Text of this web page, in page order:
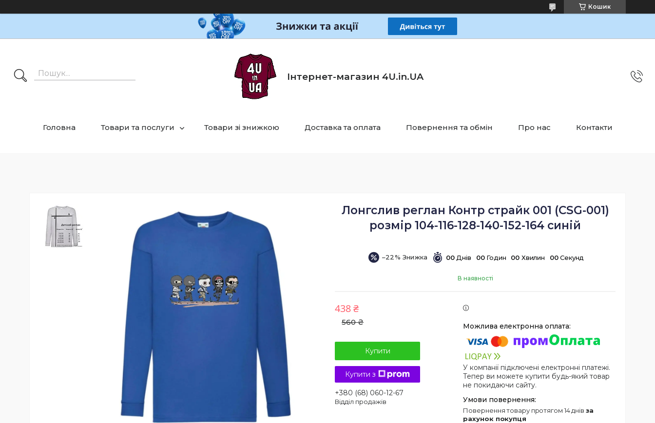
Кошик
Інтернет-магазин 4U.in.UA
Головна Товари та послуги Товари зі знижкою Доставка та оплата Повернення та обмін Про нас Контакти
Лонгслив реглан Контр страйк 001 (CSG-001)
розмір 104-116-128-140-152-164 синій
–22% 00 Днів 00 Годин 00 Хвилин 00 Секунд
В наявності
560 ₴
438 ₴
Купити
Купити з
+380 (68) 060-12-67
Відділ продажів
У компанії підключені електронні платежі.
Тепер ви можете купити будь-який товар
не покидаючи сайту.
повернення товару протягом 14 днів за
рахунок покупця